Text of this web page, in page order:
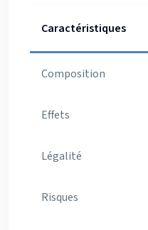
Caractéristiques
Composition
Effets
Légalité
Risques